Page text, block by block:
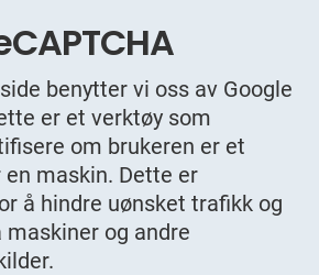
benytter vi oss av Google
er et verktøy som
om brukeren er et
maskin. Dette er
å hindre uønsket trafikk og
og andre